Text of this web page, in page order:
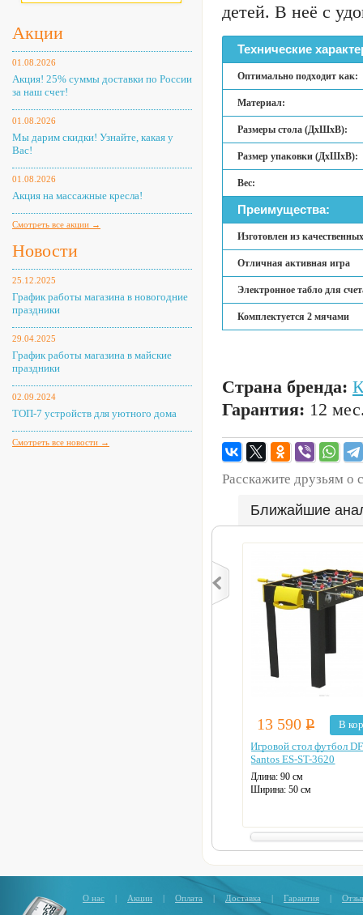
Акции
01.08.2026
Акция! 25% суммы доставки по России
за наш счет!
01.08.2026
Мы дарим скидки! Узнайте, какая у
Вас!
01.08.2026
Акция на массажные кресла!
Смотреть все акции →
Новости
25.12.2025
График работы магазина в новогодние
праздники
29.04.2025
График работы магазина в майские
праздники
02.09.2024
ТОП-7 устройств для уютного дома
Смотреть все новости →
детей. В неё с
Технические
Оптимально подходит как:
Материал:
Размеры стола (ДхШхВ):
Размер упаковки (ДхШхВ):
Вес:
Преимущества:
Изготовлен из
Отличная активная игра
Электронное табло для
Комплектуется 2 мячами
Страна бренда:
Гарантия: 12
Расскажите друзьям о
Ближайшие
13 590Р
В
Игровой стол футбол
Santos ES-ST-3620
Длина: 90 см
Ширина: 50 см
механическое
О нас | Акции | Оплата | Доставка | Гарантия |